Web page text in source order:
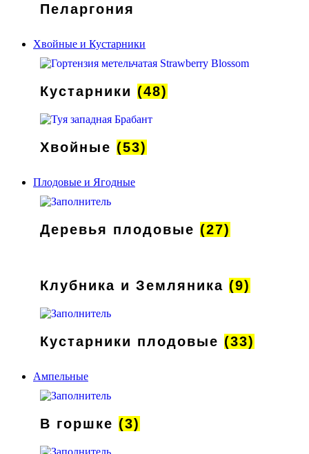
Пеларгония
Хвойные и Кустарники
Кустарники (48)
Хвойные (53)
Плодовые и Ягодные
Деревья плодовые (27)
Клубника и Земляника (9)
Кустарники плодовые (33)
Ампельные
В горшке (3)